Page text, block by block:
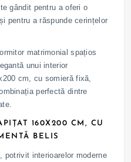
gândit pentru a oferi o
pentru a răspunde cerințelor
matrimonial spațios
unui interior
cm, cu somieră fixă,
perfectă dintre
160X200 CM, CU
BELIS
interioarelor moderne